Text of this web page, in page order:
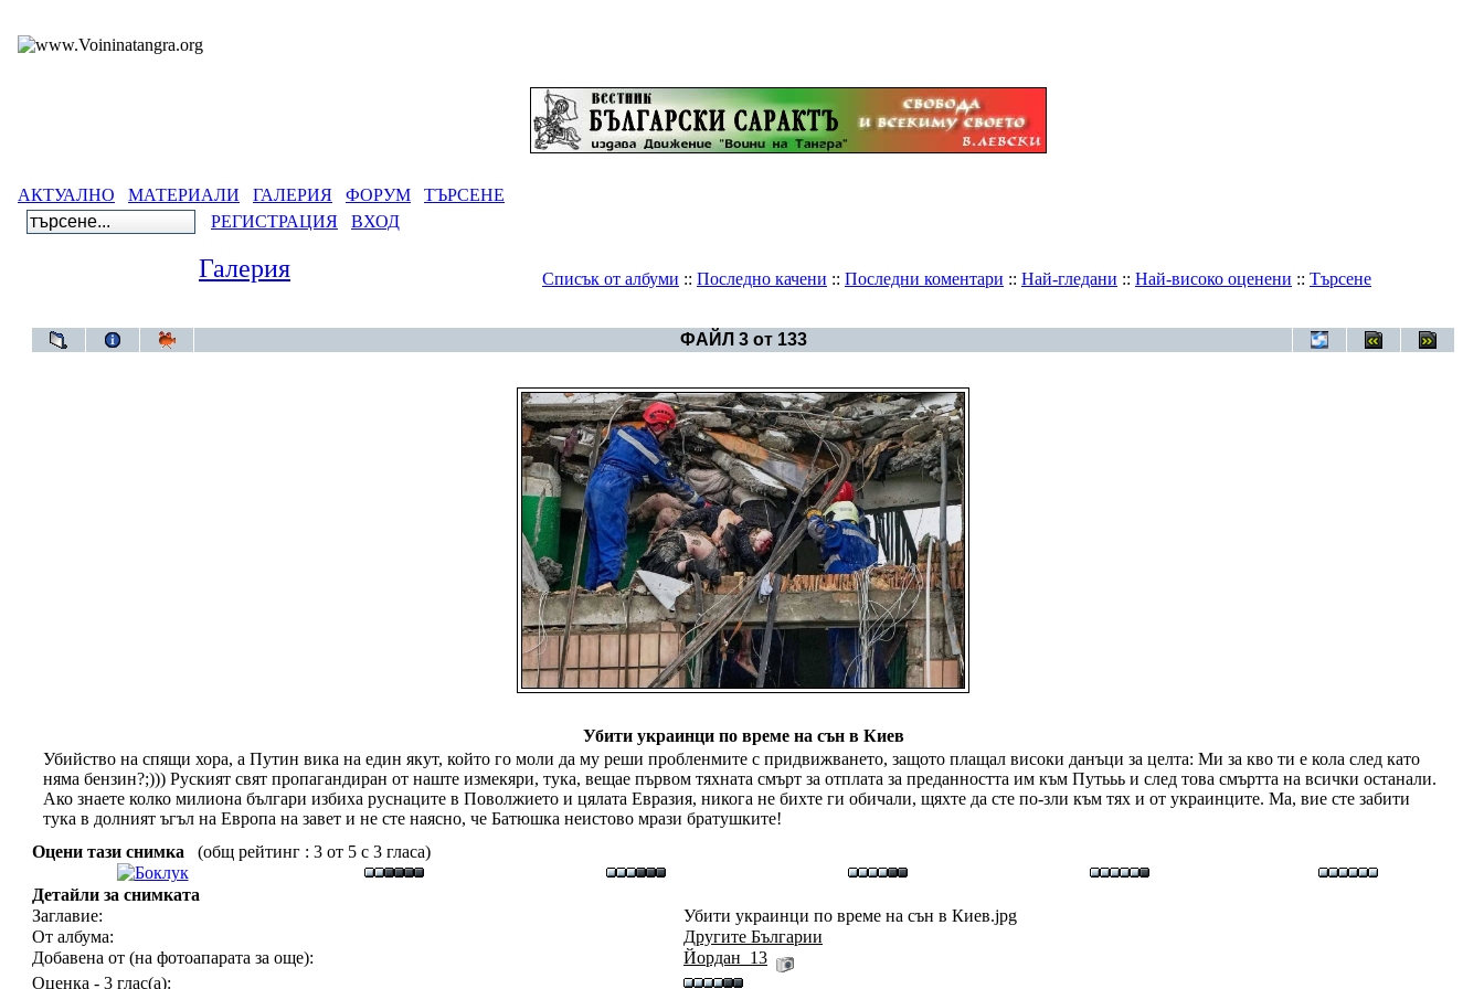
АКТУАЛНО МАТЕРИАЛИ ГАЛЕРИЯ ФОРУМ
ТЪРСЕНЕ
РЕГИСТРАЦИЯ
ВХОД
Галерия Списък от албуми :: Последно качени :: Последни коментари :: Най-гледани :: Най-високо оценени :: Търсене
ФАЙЛ 3 от 133
Убити украинци по време на сън в Киев
Убийство на спящи хора, а Путин вика на един якут, който го моли да му реши пробленмите с придвижването, защото плащал високи данъци за целта: Ми за кво ти е кола след като
няма бензин?;))) Руският свят пропагандиран от наште измекяри, тука, вещае първом тяхната смърт за отплата за преданността им към Путььь и след това смъртта на всички останали.
Ако знаете колко милиона българи избиха руснаците в Поволжието и цялата Евразия, никога не бихте ги обичали, щяхте да сте по-зли към тях и от украинците. Ма, вие сте забити
тука в долният ъгъл на Европа на завет и не сте наясно, че Батюшка неистово мрази братушките!
Оцени тази снимка
(общ рейтинг : 3 от 5 с 3 гласа)
Детайли за снимката
Заглавие:
Убити украинци по време на сън в Киев.jpg
От албума:
Другите Българии
Добавена от (на фотоапарата за още):
Йордан_13
Оценка - 3 глас(а):